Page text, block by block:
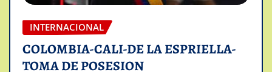
INTERNACIONAL
COLOMBIA-CALI-DE LA ESPRIELLA-
TOMA DE POSESION